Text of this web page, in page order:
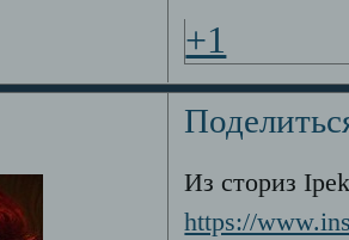
+1
Из сториз
https://